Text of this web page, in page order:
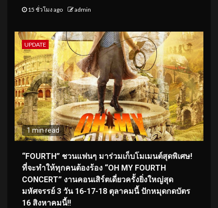
15 ชั่วโมง ago admin
UPDATE
1 min read
“FOURTH” ชวนแฟนๆ มาร่วมเก็บโมเมนต์สุดพิเศษ!
ที่จะทำให้ทุกคนต้องร้อง “OH MY FOURTH
CONCERT” งานคอนเสิร์ตเดี่ยวครั้งยิ่งใหญ่สุด
มหัศจรรย์ 3 วัน 16-17-18 ตุลาคมนี้ ปักหมุดกดบัตร
16 สิงหาคมนี้!!